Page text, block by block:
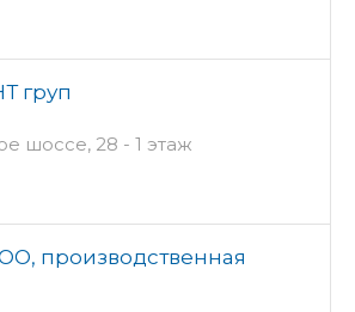
груп
шоссе, 28 - 1 этаж
производственная